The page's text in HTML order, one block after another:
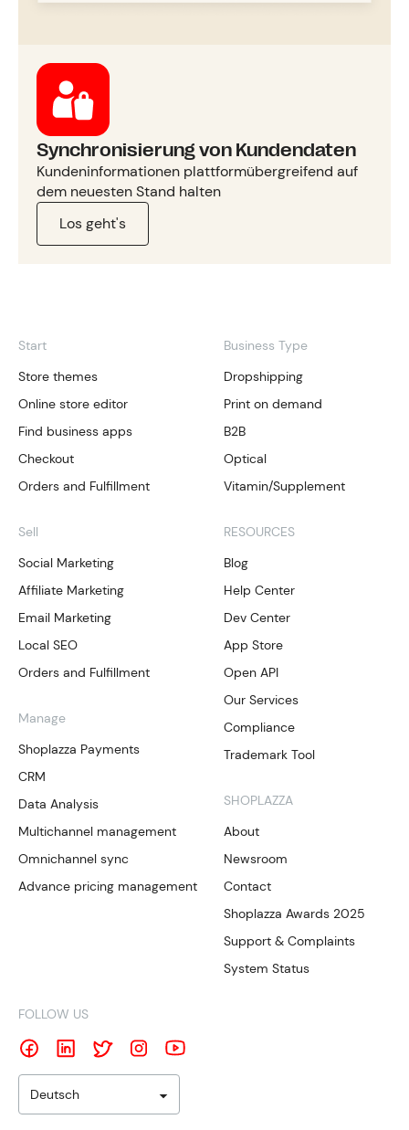
Synchronisierung von Kundendaten
Kundeninformationen plattformübergreifend auf
dem neuesten Stand halten
Los geht's
Start
Store themes
Online store editor
Find business apps
Checkout
Orders and Fulfillment
Sell
Social Marketing
Affiliate Marketing
Email Marketing
Local SEO
Orders and Fulfillment
Manage
Shoplazza Payments
CRM
Data Analysis
Multichannel management
Omnichannel sync
Advance pricing management
Business Type
Dropshipping
Print on demand
B2B
Optical
Vitamin/Supplement
RESOURCES
Blog
Help Center
Dev Center
App Store
Open API
Our Services
Compliance
Trademark Tool
SHOPLAZZA
About
Newsroom
Contact
Shoplazza Awards 2025
Support & Complaints
System Status
FOLLOW US
Deutsch